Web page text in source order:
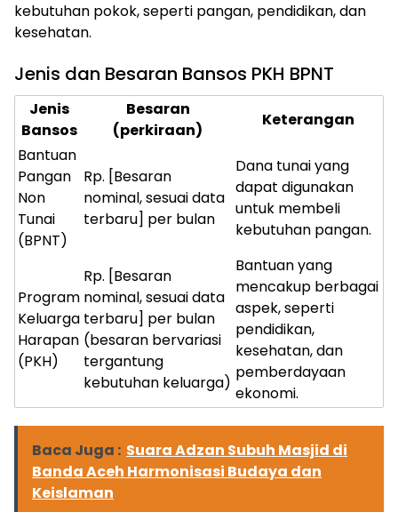
kebutuhan pokok, seperti pangan, pendidikan, dan
kesehatan.
Jenis dan Besaran Bansos PKH BPNT
Jenis
Bansos
Besaran
(perkiraan)
Keterangan
Bantuan
Pangan
Non
Tunai
(BPNT)
Rp. [Besaran
nominal, sesuai data
terbaru] per bulan
Dana tunai yang
dapat digunakan
untuk membeli
kebutuhan pangan.
Program
Keluarga
Harapan
(PKH)
Rp. [Besaran
nominal, sesuai data
terbaru] per bulan
(besaran bervariasi
tergantung
kebutuhan keluarga)
Bantuan yang
mencakup berbagai
aspek, seperti
pendidikan,
kesehatan, dan
pemberdayaan
ekonomi.
Baca Juga : Suara Adzan Subuh Masjid di
Banda Aceh Harmonisasi Budaya dan
Keislaman